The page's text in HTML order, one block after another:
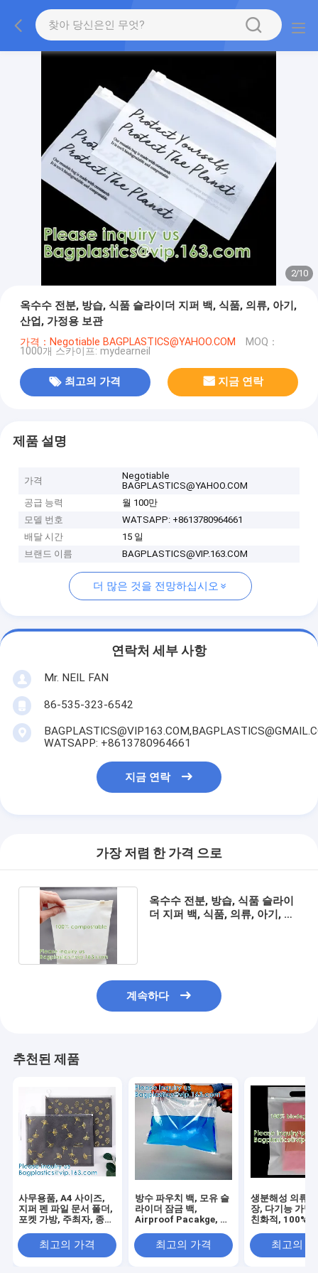
2/10
옥수수 전분, 방습, 식품 슬라이더 지퍼 백, 식품, 의류, 아기,
산업, 가정용 보관
가격：Negotiable BAGPLASTICS@YAHOO.COM MOQ：
1000개 스카이프: mydearneil
최고의 가격 지금 연락
제품 설명
가격
Negotiable
BAGPLASTICS@YAHOO.COM
공급 능력
월 100만
모델 번호
WATSAPP: +8613780964661
배달 시간
15 일
브랜드 이름
BAGPLASTICS@VIP.163.COM
더 많은 것을 전망하십시오
연락처 세부 사항
Mr. NEIL FAN
86-535-323-6542
WATSAPP: +8613780964661
지금 연락
가장 저렴 한 가격 으로
옥수수 전분, 방습, 식품 슬라이
더 지퍼 백, 식품, 의류, 아기, 산
계속하다
추천된 제품
사무용품, A4 사이즈,
지퍼 펜 파일 문서 폴더,
포켓 가방, 주최자, 종이
최고의 가격
방수 파우치 백, 모유 슬
라이더 잠금 백,
Airproof Pacakge, 우
최고의 가격
생분해성 의류,
장, 다기능 가방,
친화적, 100%
최고의